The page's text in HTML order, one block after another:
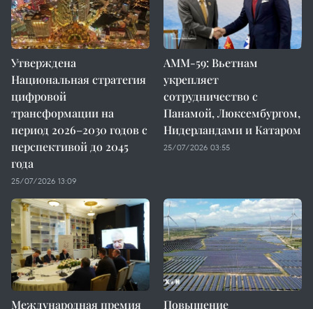
Утверждена
Национальная стратегия
цифровой
трансформации на
период 2026–2030 годов с
перспективой до 2045
года
25/07/2026 13:09
AMM-59: Вьетнам
укрепляет
сотрудничество с
Панамой, Люксембургом,
Нидерландами и Катаром
25/07/2026 03:55
Международная премия
Повышение